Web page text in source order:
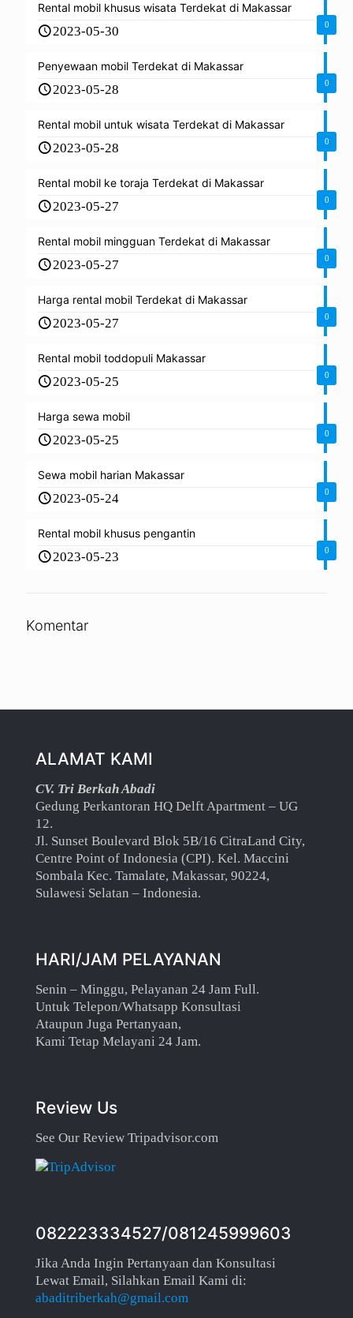
0
Rental mobil khusus wisata Terdekat di Makassar
2023-05-30
0
Penyewaan mobil Terdekat di Makassar
2023-05-28
0
Rental mobil untuk wisata Terdekat di Makassar
2023-05-28
0
Rental mobil ke toraja Terdekat di Makassar
2023-05-27
0
Rental mobil mingguan Terdekat di Makassar
2023-05-27
0
Harga rental mobil Terdekat di Makassar
2023-05-27
0
Rental mobil toddopuli Makassar
2023-05-25
0
Harga sewa mobil
2023-05-25
0
Sewa mobil harian Makassar
2023-05-24
0
Rental mobil khusus pengantin
2023-05-23
Komentar
ALAMAT KAMI
CV. Tri Berkah Abadi
Gedung Perkantoran HQ Delft Apartment – UG
12.
Jl. Sunset Boulevard Blok 5B/16 CitraLand City,
Centre Point of Indonesia (CPI). Kel. Maccini
Sombala Kec. Tamalate, Makassar, 90224,
Sulawesi Selatan – Indonesia.
HARI/JAM PELAYANAN
Senin – Minggu, Pelayanan 24 Jam Full.
Untuk Telepon/Whatsapp Konsultasi
Ataupun Juga Pertanyaan,
Kami Tetap Melayani 24 Jam.
Review Us
See Our Review Tripadvisor.com
082223334527/081245999603
Jika Anda Ingin Pertanyaan dan Konsultasi
Lewat Email, Silahkan Email Kami di:
abaditriberkah@gmail.com